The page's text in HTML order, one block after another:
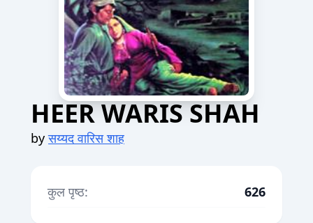
HEER WARIS SHAH
byसय्यद वारिस शाह
कुल पृष्ठ: 626